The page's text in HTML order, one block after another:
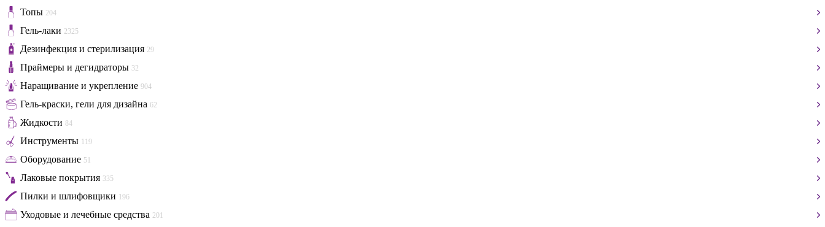
Топы 204
Гель-лаки 2325
Дезинфекция и стерилизация 29
Праймеры и дегидраторы 32
Наращивание и укрепление 904
Гель-краски, гели для дизайна 62
Жидкости 84
Инструменты 119
Оборудование 51
Лаковые покрытия 335
Пилки и шлифовщики 196
Уходовые и лечебные средства 201